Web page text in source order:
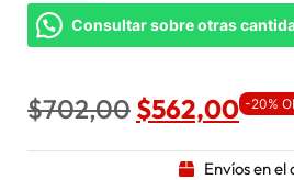
Consultar sobre otras
$702,00 $562,00 -20%
Envíos en el